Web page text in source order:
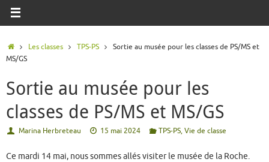
AccueilLes classes TPS-PS
Sortie au musée pour les classes de PS/MS et
MS/GS
Sortie au musée pour les
classes de PS/MS et MS/GS
Marina Herbreteau 15 mai 2024 TPS-PS,Vie de classe
Ce mardi 14 mai, nous sommes allés visiter le musée de la Roche.